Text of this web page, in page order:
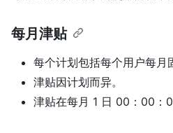
每月津贴
每个计划包括每个用户每月
津贴因计划而异。
津贴在每月 1 日 00：00：